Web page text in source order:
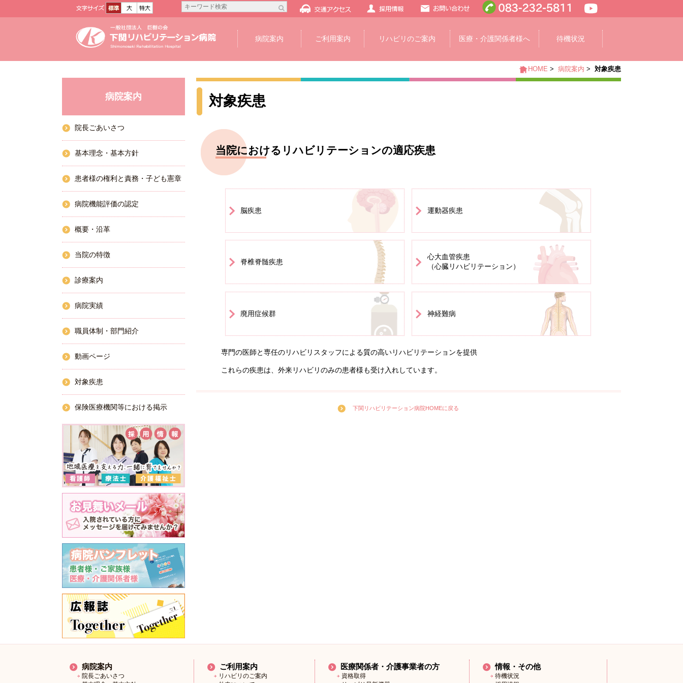
病院案内 ご利用案内 リハビリのご案内 医療・介護関係者様へ 待機状況
HOME > 病院案内 > 対象疾患
対象疾患
当院におけるリハビリテーションの適応疾患
脳疾患 運動器疾患
脊椎脊髄疾患
心大血管疾患
（心臓リハビリテーション）
廃用症候群 神経難病
専門の医師と専任のリハビリスタッフによる質の高いリハビリテーションを提供
これらの疾患は、外来リハビリのみの患者様も受け入れしています。
下関リハビリテーション病院HOMEに戻る
病院案内
院長ごあいさつ
基本理念・基本方針
患者様の権利と責務・子ども憲章
病院機能評価の認定
概要・沿革
当院の特徴
診療案内
病院実績
職員体制・部門紹介
動画ページ
対象疾患
保険医療機関等における掲示
病院案内
院長ごあいさつ
ご利用案内
リハビリのご案内
医療関係者・介護事業者の方
資格取得
情報・その他
待機状況